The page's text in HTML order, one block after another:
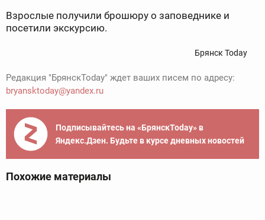
Взрослые получили брошюру о заповеднике и
посетили экскурсию.
Брянск Today
Редакция "БрянскToday" ждет ваших писем по адресу:
bryansktoday@yandex.ru
Подписывайтесь на «БрянскToday» в
Яндекс.Дзен. Будьте в курсе дневных новостей
Похожие материалы